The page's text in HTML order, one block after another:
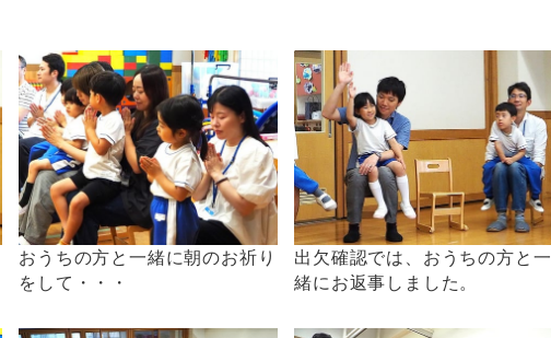
おうちの方と一緒に朝のお祈り
をして・・・
出欠確認では、おうちの方と一
緒にお返事しました。